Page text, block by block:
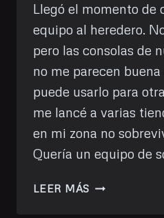
Llegó el momento de
equipo al heredero.
pero las consolas de
no me parecen
puede usarlo para
me lancé a varias
en mi zona no
Quería un equipo de
LEER MÁS WINDOWS